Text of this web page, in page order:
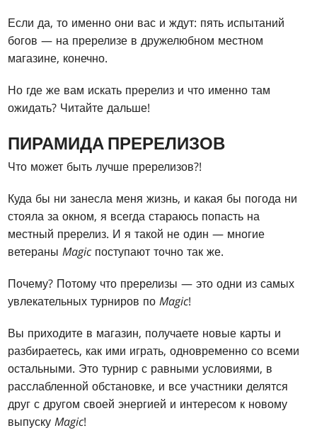
Если да, то именно они вас и ждут: пять испытаний
богов — на пререлизе в дружелюбном местном
магазине, конечно.
Но где же вам искать пререлиз и что именно там
ожидать? Читайте дальше!
ПИРАМИДА ПРЕРЕЛИЗОВ
Что может быть лучше пререлизов?!
Куда бы ни занесла меня жизнь, и какая бы погода ни
стояла за окном, я всегда стараюсь попасть на
местный пререлиз. И я такой не один — многие
ветераныMagic поступают точно так же.
Почему? Потому что пререлизы — это одни из самых
увлекательных турниров поMagic!
Вы приходите в магазин, получаете новые карты и
разбираетесь, как ими играть, одновременно со всеми
остальными. Это турнир с равными условиями, в
расслабленной обстановке, и все участники делятся
друг с другом своей энергией и интересом к новому
выпускуMagic!